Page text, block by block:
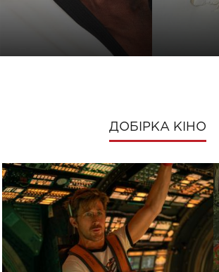
ДОБІРКА КІНО